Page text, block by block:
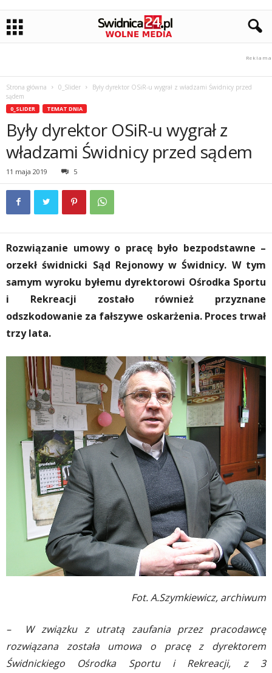
Strona główna 0_Slider
Były dyrektor OSiR-u wygrał z władzami Świdnicy przed
sądem
0_SLIDER TEMAT DNIA
Były dyrektor OSiR-u wygrał z
władzami Świdnicy przed sądem
11 maja 2019 5
Rozwiązanie umowy o pracę było bezpodstawne –
orzekł świdnicki Sąd Rejonowy w Świdnicy. W tym
samym wyroku byłemu dyrektorowi Ośrodka Sportu
i Rekreacji zostało również przyznane
odszkodowanie za fałszywe oskarżenia. Proces trwał
trzy lata.
Fot. A.Szymkiewicz, archiwum
– W związku z utratą zaufania przez pracodawcę
rozwiązana została umowa o pracę z dyrektorem
Świdnickiego Ośrodka Sportu i Rekreacji, z 3